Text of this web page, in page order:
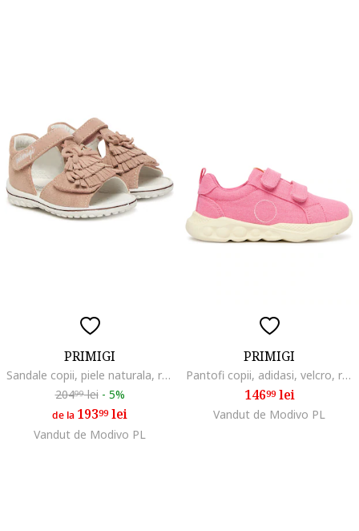
PRIMIGI
Sandale copii, piele naturala, roz, cu velcro
20499lei - 5%
de la 19399lei
Vandut de Modivo PL
PRIMIGI
Pantofi copii, adidasi, velcro, roz, textil
14699lei
Vandut de Modivo PL